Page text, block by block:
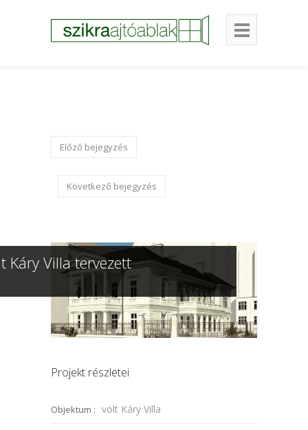
Előző bejegyzés
Következő bejegyzés
Káry Villa tervezett
Projekt részletei
Objektum : volt Káry Villa